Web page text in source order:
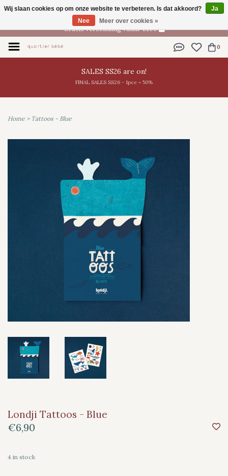
NL
Gratis verzending vanaf €100
0
SALES SS26 are on!
FINAL SALES SS26 - 1pce = 50%
Home > Tattoos - Blue
Londji Tattoos - Blue
€6,90
4 in stock
Wij slaan cookies op om onze website te verbeteren. Is dat akkoord?
Ja
Nee
Meer over cookies »